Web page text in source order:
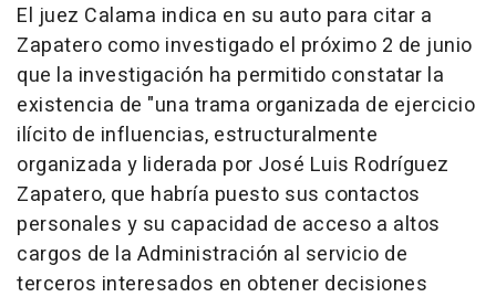
El juez Calama indica en su auto para citar a
Zapatero como investigado el próximo 2 de junio
que la investigación ha permitido constatar la
existencia de "una trama organizada de ejercicio
ilícito de influencias, estructuralmente
organizada y liderada por José Luis Rodríguez
Zapatero, que habría puesto sus contactos
personales y su capacidad de acceso a altos
cargos de la Administración al servicio de
terceros interesados en obtener decisiones